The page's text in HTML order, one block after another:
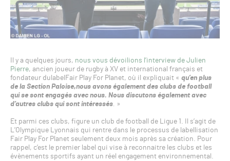
Il y a quelques jours, nous vous dévoilions l’interview de Julien
Pierre, ancien joueur de rugby à XV et international français et
fondateur dulabelFair Play For Planet, où il expliquait « qu’en plus
de la Section Paloise,nous avons également des clubs de football
qui se sont engagés avec nous. Nous discutons également avec
d’autres clubs qui sont intéressés. »
Et parmi ces clubs, figure un club de football de Ligue 1. Il s’agit de
L’Olympique Lyonnais qui rentre dans le processus de labellisation
Fair Play For Planet seulement deux mois après sa création. Pour
rappel, c’est le premier label qui vise à reconnaitre les clubs et les
évènements sportifs ayant un réel engagement environnemental.